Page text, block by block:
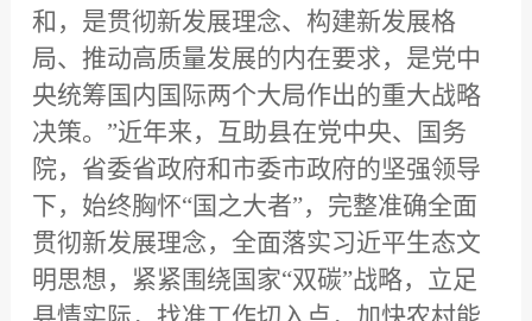
和，是贯彻新发展理念、构建新发展格
局、推动高质量发展的内在要求，是党中
央统筹国内国际两个大局作出的重大战略
决策。”近年来，互助县在党中央、国务
院，省委省政府和市委市政府的坚强领导
下，始终胸怀“国之大者”，完整准确全面
贯彻新发展理念，全面落实习近平生态文
明思想，紧紧围绕国家“双碳”战略，立足